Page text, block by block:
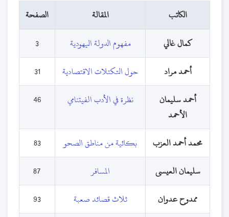
الكاتب المقالة
الصفحة
كمال غالي
مفهوم الدولة اليهودية
3
أحمد مراد
حول التكتلات الاقتصادية
31
أحمد سليمان
الأحمد
نظرة في الأدب الفيتنامي 46
محمد أحمد العزب بكائية من مناطق الصحو
83
سليمان العيسى
المسافر
87
ممدوح عدوان
ثلاث قصائد صعبة
93